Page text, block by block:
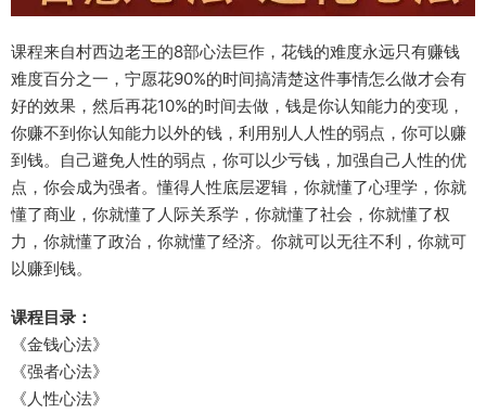
课程来自村西边老王的8部心法巨作，花钱的难度永远只有赚钱
难度百分之一，宁愿花90%的时间搞清楚这件事情怎么做才会有
好的效果，然后再花10%的时间去做，钱是你认知能力的变现，
你赚不到你认知能力以外的钱，利用别人人性的弱点，你可以赚
到钱。自己避免人性的弱点，你可以少亏钱，加强自己人性的优
点，你会成为强者。懂得人性底层逻辑，你就懂了心理学，你就
懂了商业，你就懂了人际关系学，你就懂了社会，你就懂了权
力，你就懂了政治，你就懂了经济。你就可以无往不利，你就可
以赚到钱。
课程目录：
《金钱心法》
《强者心法》
《人性心法》